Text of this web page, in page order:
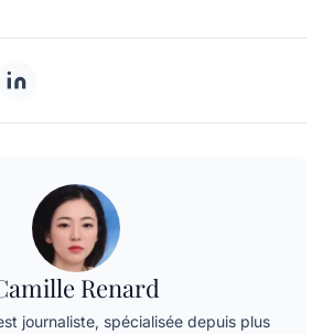
Renard
journaliste, spécialisée depuis plus